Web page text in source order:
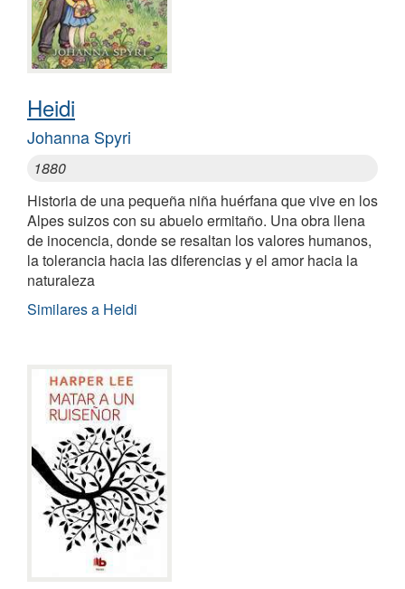
Heidi
Johanna Spyri
1880
Historia de una pequeña niña huérfana que vive en los
Alpes suizos con su abuelo ermitaño. Una obra llena
de inocencia, donde se resaltan los valores humanos,
la tolerancia hacia las diferencias y el amor hacia la
naturaleza
Similares a Heidi